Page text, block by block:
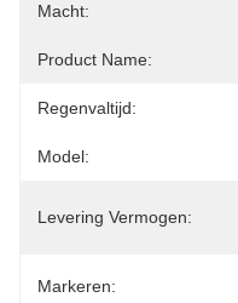
Macht:
Product Name:
Regenvaltijd:
Model:
Levering Vermogen:
Markeren: